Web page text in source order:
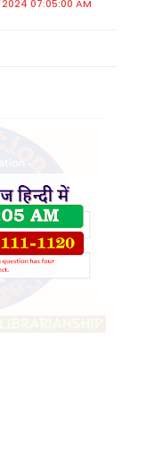
07:05:00 AM